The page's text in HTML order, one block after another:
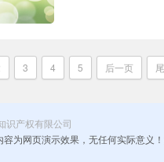
3 4 5 后一页
识产权有限公司
为网页演示效果，无任何实际意义